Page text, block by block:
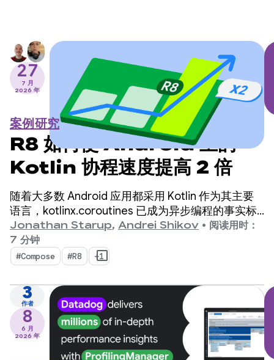
27
7 月
2026 年
案例研究
R8 如何使 Android 上的
Kotlin 协程速度提高 2 倍
随着大多数 Android 应用都采用 Kotlin 作为其主要
语言，kotlinx.coroutines 已成为异步编程的事实标
准。该库提供了一种设计合理且结构化的方式来管理
Kotlin 原生的并发数据流。
Jonathan Starup, Andrei Shikov • 阅读用时：
7 分钟
#Compose #R8 +1
3
作者
8
6 月
2026 年